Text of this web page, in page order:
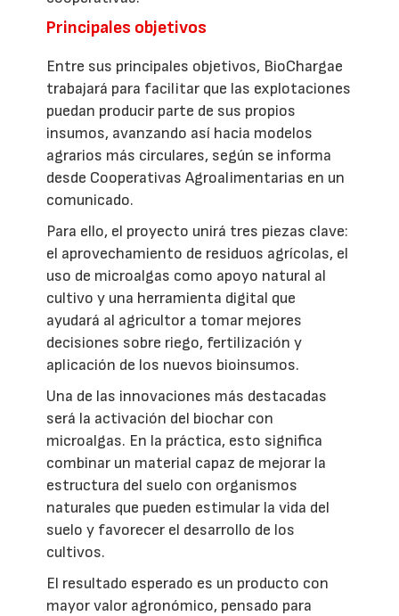
Principales objetivos
Entre sus principales objetivos, BioChargae
trabajará para facilitar que las explotaciones
puedan producir parte de sus propios
insumos, avanzando así hacia modelos
agrarios más circulares, según se informa
desde Cooperativas Agroalimentarias en un
comunicado.
Para ello, el proyecto unirá tres piezas clave:
el aprovechamiento de residuos agrícolas, el
uso de microalgas como apoyo natural al
cultivo y una herramienta digital que
ayudará al agricultor a tomar mejores
decisiones sobre riego, fertilización y
aplicación de los nuevos bioinsumos.
Una de las innovaciones más destacadas
será la activación del biochar con
microalgas. En la práctica, esto significa
combinar un material capaz de mejorar la
estructura del suelo con organismos
naturales que pueden estimular la vida del
suelo y favorecer el desarrollo de los
cultivos.
El resultado esperado es un producto con
mayor valor agronómico, pensado para